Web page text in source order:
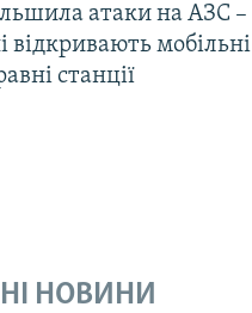
атаки на АЗС –
відкривають мобільні
станції
НОВИНИ